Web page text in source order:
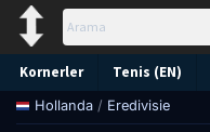
Kornerler Tenis (EN)
Hollanda / Eredivisie